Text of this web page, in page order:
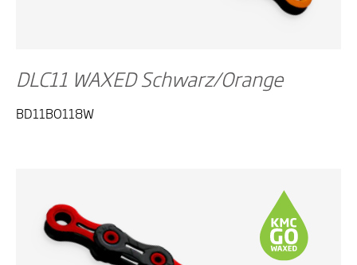
DLC11 WAXED Schwarz/Orange
BD11BO118W